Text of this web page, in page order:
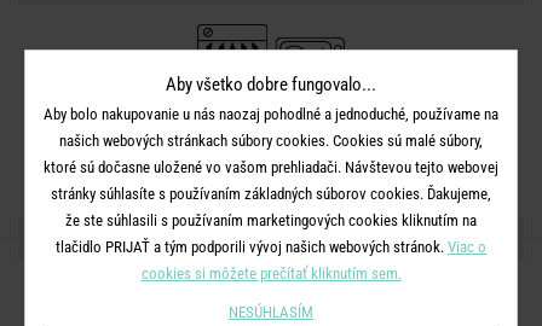
Rozmery:D 23,3 x Š 14,3 x V 0,2 cm
Materiál:melaminový laminát
ZDIEĽAJTE S PRIATEĽMI
Aby všetko dobre fungovalo...
Aby bolo nakupovanie u nás naozaj pohodlné a jednoduché, používame na
našich webových stránkach súbory cookies. Cookies sú malé súbory,
ktoré sú dočasne uložené vo vašom prehliadači. Návštevou tejto webovej
stránky súhlasíte s používaním základných súborov cookies. Ďakujeme,
že ste súhlasili s používaním marketingových cookies kliknutím na
tlačidlo PRIJAŤ a tým podporili vývoj našich webových stránok. Viac o
cookies si môžete prečítať kliknutím sem.
NESÚHLASÍM